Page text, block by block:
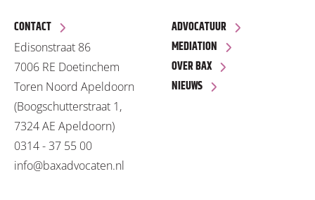
CONTACT
Edisonstraat 86
7006 RE Doetinchem
Toren Noord Apeldoorn
(Boogschutterstraat 1,
7324 AE Apeldoorn)
0314 - 37 55 00
info@baxadvocaten.nl
ADVOCATUUR
MEDIATION
OVER BAX
NIEUWS